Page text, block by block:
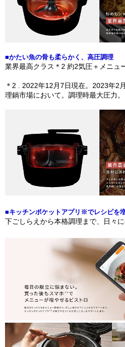
■かたい魚の骨も柔らかく、高圧調理
業界最高クラス＊2 約2気圧＋メニュ
＊2 . 2022年12月7日現在。2023年2
理鍋市場において。調理時最大圧力。
■キッチンポケットアプリ※でレシピを
下ごしらえから本格調理まで、日々